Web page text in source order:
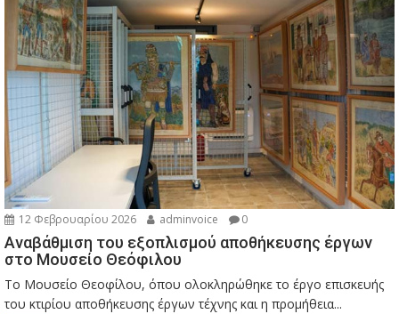
12 Φεβρουαρίου 2026 adminvoice 0
Αναβάθμιση του εξοπλισμού αποθήκευσης έργων
στο Μουσείο Θεόφιλου
Το Μουσείο Θεοφίλου, όπου ολοκληρώθηκε το έργο επισκευής
του κτιρίου αποθήκευσης έργων τέχνης και η προμήθεια...